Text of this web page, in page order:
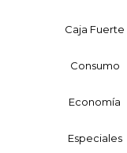
Caja Fuerte
Consumo
Economía
Especiales